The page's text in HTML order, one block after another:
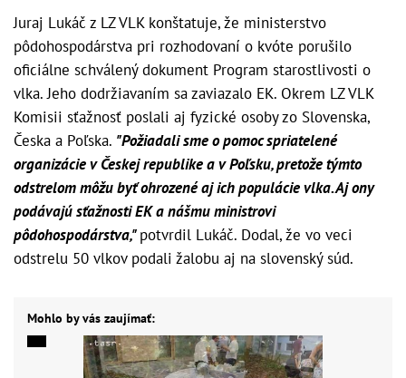
Juraj Lukáč z LZ VLK konštatuje, že ministerstvo
pôdohospodárstva pri rozhodovaní o kvóte porušilo
oficiálne schválený dokument Program starostlivosti o
vlka. Jeho dodržiavaním sa zaviazalo EK. Okrem LZ VLK
Komisii sťažnosť poslali aj fyzické osoby zo Slovenska,
Česka a Poľska. "Požiadali sme o pomoc spriatelené
organizácie v Českej republike a v Poľsku, pretože týmto
odstrelom môžu byť ohrozené aj ich populácie vlka. Aj ony
podávajú sťažnosti EK a nášmu ministrovi
pôdohospodárstva,"potvrdil Lukáč. Dodal, že vo veci
odstrelu 50 vlkov podali žalobu aj na slovenský súd.
Mohlo by vás zaujímať: